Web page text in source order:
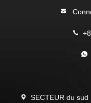
SECTEUR du